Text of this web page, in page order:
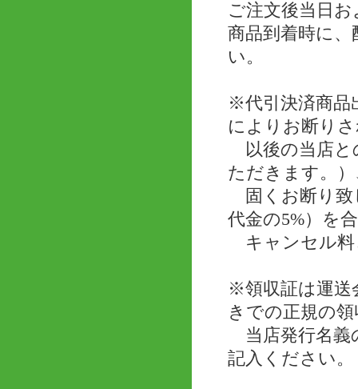
ご注文後当日
商品到着時に
い。
※代引決済商品
によりお断り
以後の当店と
ただきます。
固くお断り致
代金の5%）を
キャンセル料
※領収証は運送
きでの正規の
当店発行名義
記入ください